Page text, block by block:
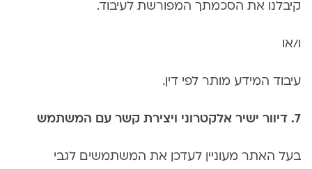
קיבלנו את הסכמתך המפורשת לעיבוד.
ו/או
עיבוד המידע מותר לפי דין.
7. דיוור ישיר אלקטרוני ויצירת קשר עם המשתמש
בעל האתר מעוניין לעדכן את המשתמשים לגבי